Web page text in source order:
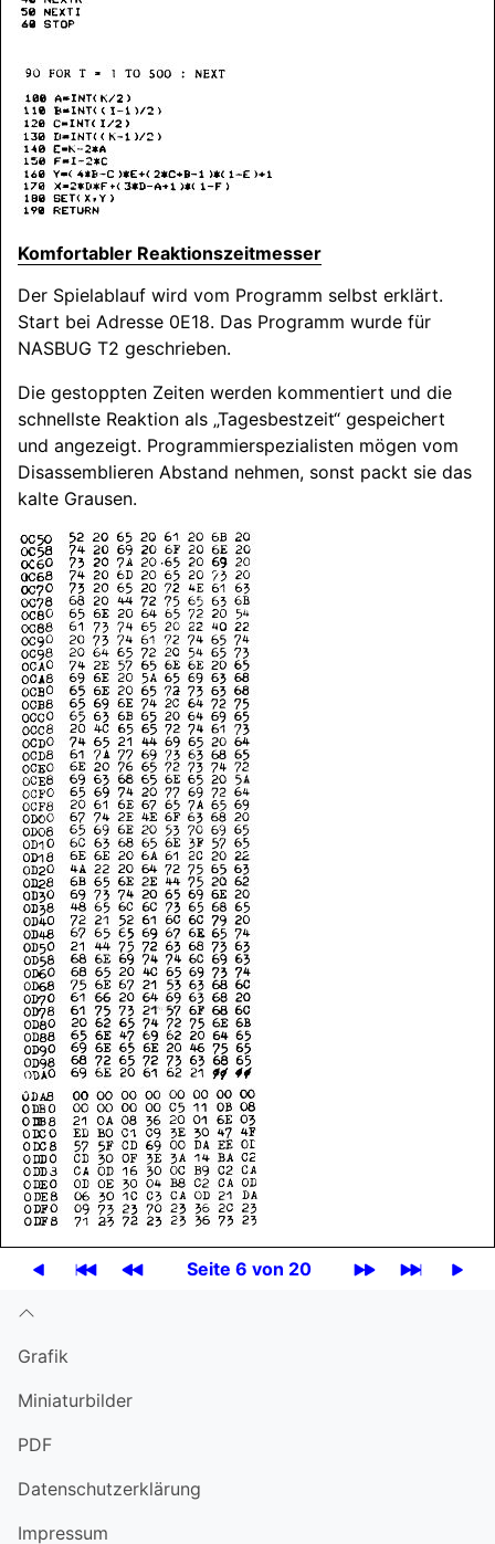
Komfortabler Reaktionszeitmesser
Der Spielablauf wird vom Programm selbst erklärt.
Start bei Adresse 0E18. Das Programm wurde für
NASBUG T2 geschrieben.
Die gestoppten Zeiten werden kommentiert und die
schnellste Reaktion als „Tagesbestzeit“ gespeichert
und angezeigt. Programmierspezialisten mögen vom
Disassemblieren Abstand nehmen, sonst packt sie das
kalte Grausen.
Seite 6 von 20
Grafik
Miniatur­bilder
PDF
Datenschutzerklärung
Impressum